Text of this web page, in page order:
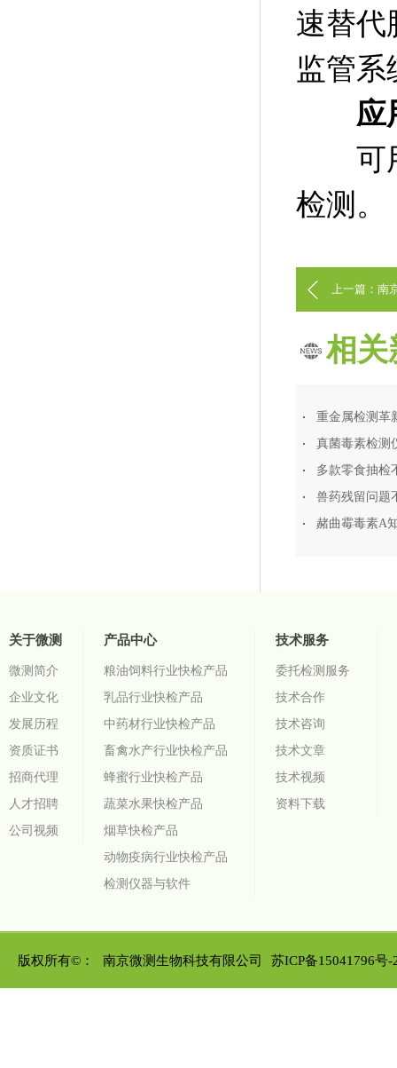
速替代
监管系
应
可用
检测。
上一篇：南
相关
重金属检测革
真菌毒素检测
兽药残留问题
赭曲霉毒素A
关于微测
微测简介
企业文化
发展历程
资质证书
招商代理
人才招聘
公司视频
产品中心
粮油饲料行业快检产品
乳品行业快检产品
中药材行业快检产品
畜禽水产行业快检产品
蜂蜜行业快检产品
蔬菜水果快检产品
烟草快检产品
动物疫病行业快检产品
检测仪器与软件
技术服务
委托检测服务
技术合作
技术咨询
技术文章
技术视频
资料下载
版权所有©： 南京微测生物科技有限公司 苏ICP备15041796号-